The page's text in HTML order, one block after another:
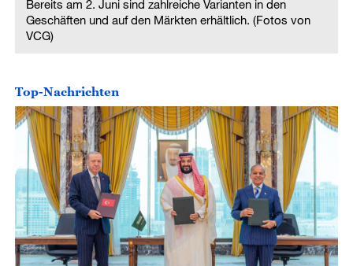
Bereits am 2. Juni sind zahlreiche Varianten in den
Geschäften und auf den Märkten erhältlich. (Fotos von
VCG)
Top-Nachrichten